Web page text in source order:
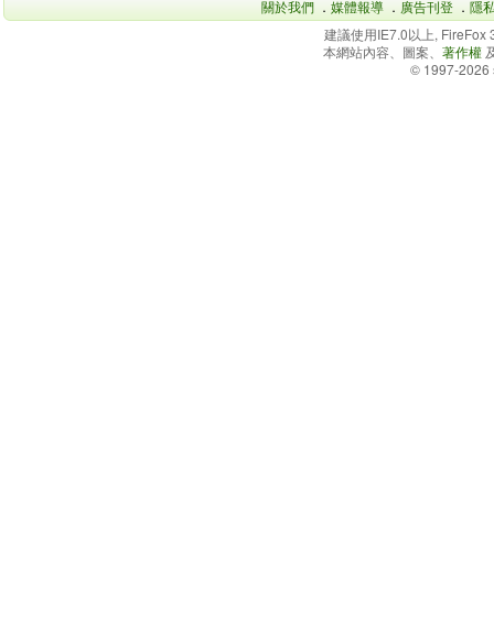
關於我們 ． 媒體報導 ． 廣告刊登 ． 隱
建議使用IE7.0以上,
本網站內容、圖案、 著作權
© 1997-2026